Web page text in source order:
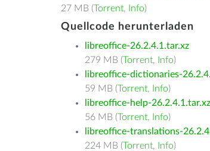
27 MB (Torrent, Info)
Quellcode herunterladen
libreoffice-26.2.4.1.tar.xz
279 MB (Torrent, Info)
libreoffice-dictionaries-
59 MB (Torrent, Info)
libreoffice-help-26.2.4.1.tar.xz
56 MB (Torrent, Info)
libreoffice-translations-
224 MB (Torrent, Info)